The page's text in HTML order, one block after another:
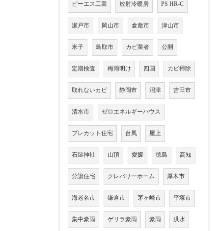
ピーエス工業 放射冷暖房 PS HR-C
瀬戸市 岡山市 倉敷市 津山市
米子 鳥取市 カビ業者 公開
定期検査 梅雨明け 四国 カビ掃除
取れないカビ 静岡市 沼津 吉田市
清水市 ゼロエネルギーハウス
プレカット住宅 台風 屋上
石鎚神社 山頂 愛媛 徳島 高知
分譲住宅 クレバリーホーム 厚木市
海老名市 鎌倉市 茅ヶ崎市 平塚市
集中豪雨 ゲリラ豪雨 豪雨 洪水